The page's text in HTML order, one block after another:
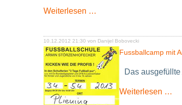
Weiterlesen …
der
1.
und
2.
10.12.2012 21:30 von Danijel Bobovecki
Fussballcamp mit
Das
Weiterlesen …